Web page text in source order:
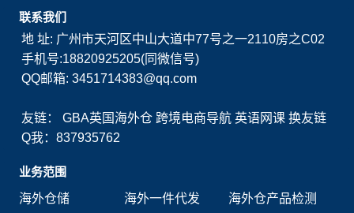
联系我们
地 址: 广州市天河区中山大道中77号之一2110房之C02
手机号:18820925205(同微信号)
QQ邮箱: 3451714383@qq.com
友链：GBA英国海外仓 跨境电商导航 英语网课 换友链
Q我：837935762
业务范围
海外仓储
海外一件代发
海外仓产品检测